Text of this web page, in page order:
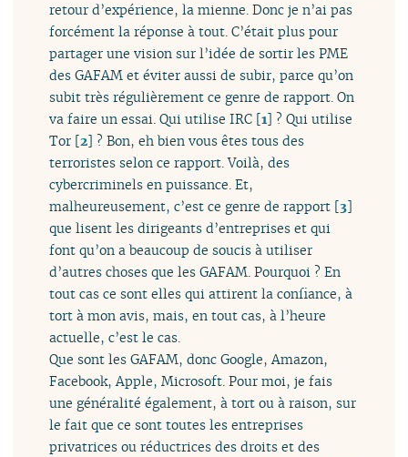
retour d’expérience, la mienne. Donc je n’ai pas
forcément la réponse à tout. C’était plus pour
partager une vision sur l’idée de sortir les PME
des GAFAM et éviter aussi de subir, parce qu’on
subit très régulièrement ce genre de rapport. On
va faire un essai. Qui utilise IRC [1] ? Qui utilise
Tor [2] ? Bon, eh bien vous êtes tous des
terroristes selon ce rapport. Voilà, des
cybercriminels en puissance. Et,
malheureusement, c’est ce genre de rapport [3]
que lisent les dirigeants d’entreprises et qui
font qu’on a beaucoup de soucis à utiliser
d’autres choses que les GAFAM. Pourquoi ? En
tout cas ce sont elles qui attirent la confiance, à
tort à mon avis, mais, en tout cas, à l’heure
actuelle, c’est le cas.
Que sont les GAFAM, donc Google, Amazon,
Facebook, Apple, Microsoft. Pour moi, je fais
une généralité également, à tort ou à raison, sur
le fait que ce sont toutes les entreprises
privatrices ou réductrices des droits et des